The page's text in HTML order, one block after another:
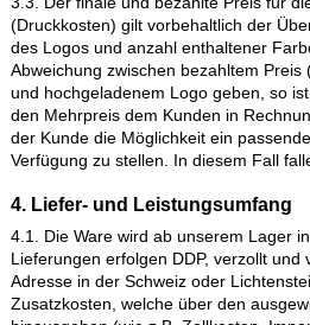
Bestellungen verstehen sich in
werden exklusive der gesetzlich,
geltenden, Mehrwertsteuer
3.2. Der Betrag für die MwSt. wird
Bezahlvorgangs transparent
für Transport, Zoll und weiterer
ausgewiesen. Der Preis
Versandkosten und sonstiger
3.3. Der finale und bezahlte Preis
(Druckkosten) gilt vorbehaltlich
des Logos und anzahl enthaltener